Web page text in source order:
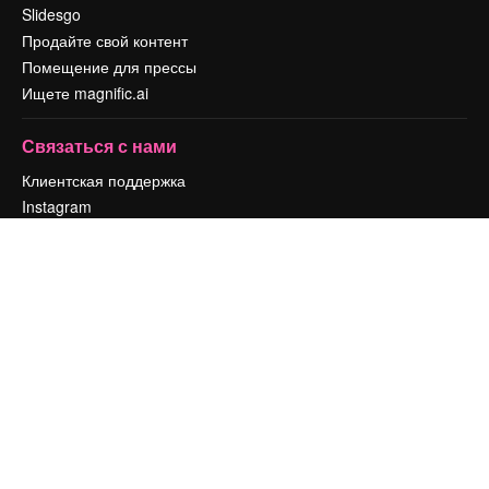
Slidesgo
Продайте свой контент
Помещение для прессы
Ищете magnific.ai
Связаться с нами
Клиентская поддержка
Instagram